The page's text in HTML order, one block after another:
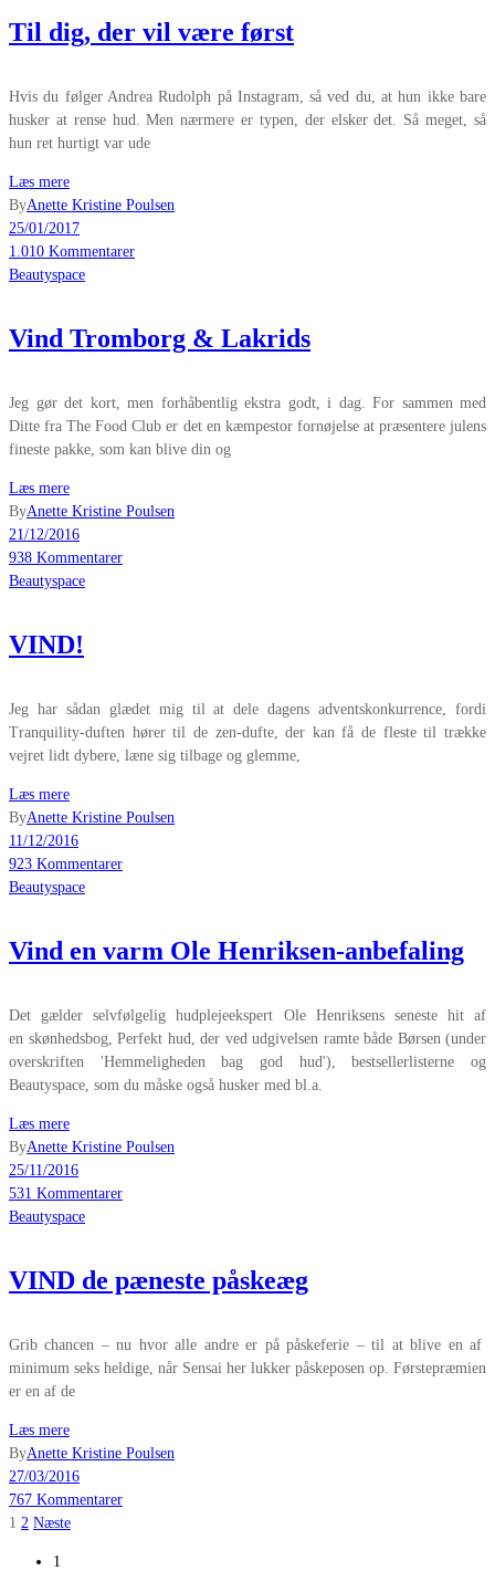
Til dig, der vil være først
Hvis du følger Andrea Rudolph på Instagram, så ved du, at hun ikke bare
husker at rense hud. Men nærmere er typen, der elsker det. Så meget, så
hun ret hurtigt var ude
Læs mere
ByAnette Kristine Poulsen
25/01/2017
1.010 Kommentarer
Beautyspace
Vind Tromborg & Lakrids
Jeg gør det kort, men forhåbentlig ekstra godt, i dag. For sammen med
Ditte fra The Food Club er det en kæmpestor fornøjelse at præsentere julens
fineste pakke, som kan blive din og
Læs mere
ByAnette Kristine Poulsen
21/12/2016
938 Kommentarer
Beautyspace
VIND!
Jeg har sådan glædet mig til at dele dagens adventskonkurrence, fordi
Tranquility-duften hører til de zen-dufte, der kan få de fleste til trække
vejret lidt dybere, læne sig tilbage og glemme,
Læs mere
ByAnette Kristine Poulsen
11/12/2016
923 Kommentarer
Beautyspace
Vind en varm Ole Henriksen-anbefaling
Det gælder selvfølgelig hudplejeekspert Ole Henriksens seneste hit af
en skønhedsbog, Perfekt hud, der ved udgivelsen ramte både Børsen (under
overskriften 'Hemmeligheden bag god hud'), bestsellerlisterne og
Beautyspace, som du måske også husker med bl.a.
Læs mere
ByAnette Kristine Poulsen
25/11/2016
531 Kommentarer
Beautyspace
VIND de pæneste påskeæg
Grib chancen – nu hvor alle andre er på påskeferie – til at blive en af
minimum seks heldige, når Sensai her lukker påskeposen op. Førstepræmien
er en af de
Læs mere
ByAnette Kristine Poulsen
27/03/2016
767 Kommentarer
Indlægsinddeling
1 2 Næste
1